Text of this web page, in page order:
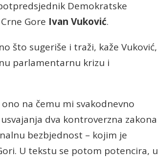
Demokratske
Gore Ivan Vuković.
što sugeriše i traži, kaže Vuković,
parlamentarnu krizu i
na čemu mi svakodnevno
dva kontroverzna zakona
bezbjednost – kojim je
U tekstu se potom potencira, u